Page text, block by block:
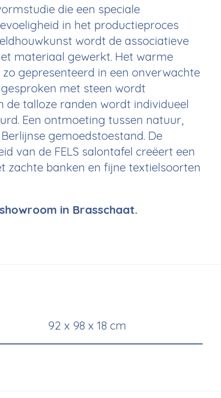
die een speciale
in het productieproces
wordt de associatieve
materiaal gewerkt. Het warme
gepresenteerd in een onverwachte
met steen wordt
de talloze randen wordt individueel
Een ontmoeting tussen natuur,
gemoedstoestand. De
van de FELS salontafel creëert een
zachte banken en fijne textielsoorten
in Brasschaat.
92 x 98 x 18 cm